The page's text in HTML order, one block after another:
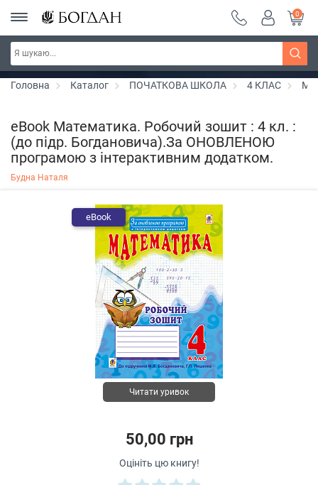
РОЗПРОДАЖ ~ 150 грн ~ 200 грн ~ 250 грн ~
300 грн ~ РОЗПРОДАЖ
Дізнатись більше
0
Головна Каталог ПОЧАТКОВА ШКОЛА 4 КЛАС
eBook Математика. Робочий зошит : 4 кл. :
(до підр. Богдановича).За ОНОВЛЕНОЮ
програмою з інтерактивним додатком.
Будна Наталя
eBook
Читати уривок
50,00 грн
Оцініть цю книгу!